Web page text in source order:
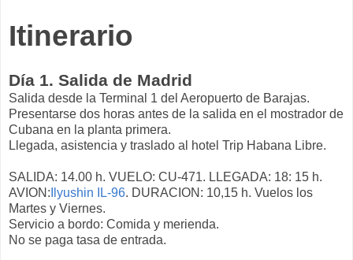
Itinerario
Día 1. Salida de Madrid
Salida desde la Terminal 1 del Aeropuerto de Barajas.
Presentarse dos horas antes de la salida en el mostrador de
Cubana en la planta primera.
Llegada, asistencia y traslado al hotel Trip Habana Libre.
SALIDA: 14.00 h. VUELO: CU-471. LLEGADA: 18: 15 h.
AVION: Ilyushin IL-96. DURACION: 10,15 h. Vuelos los
Martes y Viernes.
Servicio a bordo: Comida y merienda.
No se paga tasa de entrada.